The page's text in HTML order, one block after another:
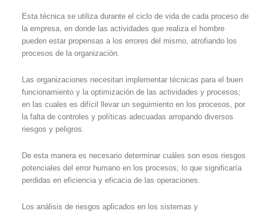
Esta técnica se utiliza durante el ciclo de vida de cada proceso de
la empresa, en donde las actividades que realiza el hombre
pueden estar propensas a los errores del mismo, atrofiando los
procesos de la organización.
Las organizaciones necesitan implementar técnicas para el buen
funcionamiento y la optimización de las actividades y procesos;
en las cuales es difícil llevar un seguimiento en los procesos, por
la falta de controles y políticas adecuadas arropando diversos
riesgos y peligros.
De esta manera es necesario determinar cuáles son esos riesgos
potenciales del error humano en los procesos; lo que significaría
perdidas en eficiencia y eficacia de las operaciones.
Los análisis de riesgos aplicados en los sistemas y